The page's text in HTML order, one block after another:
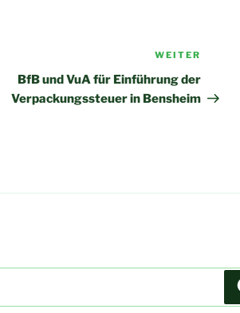
Beitrag
WEITER
BfB und VuA für Einführung der
Verpackungssteuer in Bensheim